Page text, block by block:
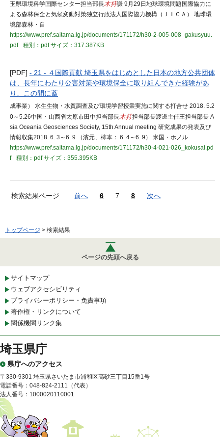
玉県環境科学国際センター担当部長木持謙 9月29日地球環境問題国際協力に
よる森林保全と気候変動対策独立行政法人国際協力機構（ＪＩＣＡ） 地球環
境部森林・自
https://www.pref.saitama.lg.jp/documents/171172/h30-2-005-008_gakusyuu.
pdf
種別：pdfサイズ：317.387KB
[PDF] - 21 - ４国際貢献 埼玉県をはじめとした日本の地方公共団体
は、長年にわたり公害対策や環境保全に取り組んできた経験があ
り、この間に蓄
成事業） 水生生物・水質調査及び環境学習授業実施に関する打合せ 2018. 5.2
0～5.26中国・山西省太原市田中担当部長木持担当部長渡邊主任王担当部長 A
sia Oceania Geosciences Society, 15th Annual meeting 研究成果の発表及び
情報収集2018. 6. 3～6. 9 （濱元、柿本： 6. 4～6. 9） 米国・ホノル
https://www.pref.saitama.lg.jp/documents/171172/h30-4-021-026_kokusai.pd
f
種別：pdfサイズ：355.395KB
検索結果ページ 前へ 6 7 8 次へ
トップページ > 検索結果
ページの先頭へ戻る
サイトマップ
ウェブアクセシビリティ
プライバシーポリシー・免責事項
著作権・リンクについて
関係機関リンク集
埼玉県庁
県庁へのアクセス
〒330-9301 埼玉県さいたま市浦和区高砂三丁目15番1号
電話番号：048-824-2111（代表）
法人番号：1000020110001